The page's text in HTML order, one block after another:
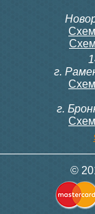
г.
г.
©